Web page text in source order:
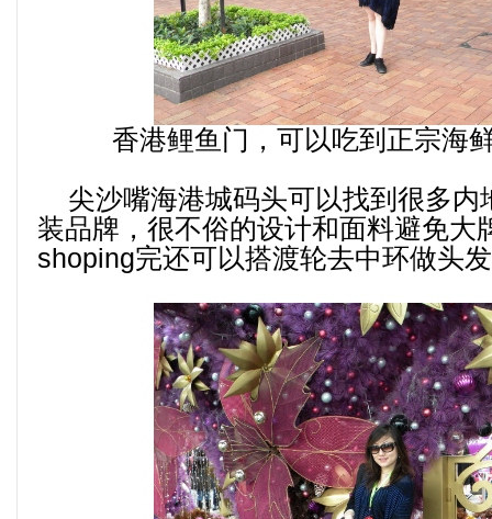
香港鲤鱼门，可以吃到正宗
尖沙嘴海港城码头可以找到很多内
装品牌，很不俗的设计和面料避免大
shoping完还可以搭渡轮去中环做头